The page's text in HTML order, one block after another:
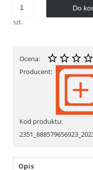
szt.
Do
Ocena:
Producent:
Kod produktu:
Opis